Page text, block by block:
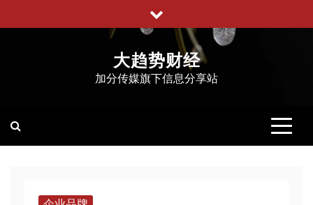
至
大趋势财经
加分传媒旗下信息分享站